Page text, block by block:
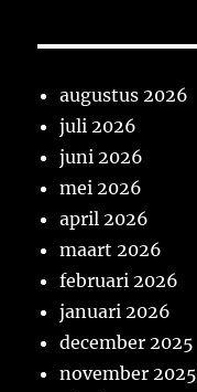
augustus 2026
juli 2026
juni 2026
mei 2026
april 2026
maart 2026
februari 2026
januari 2026
december 2025
november 2025